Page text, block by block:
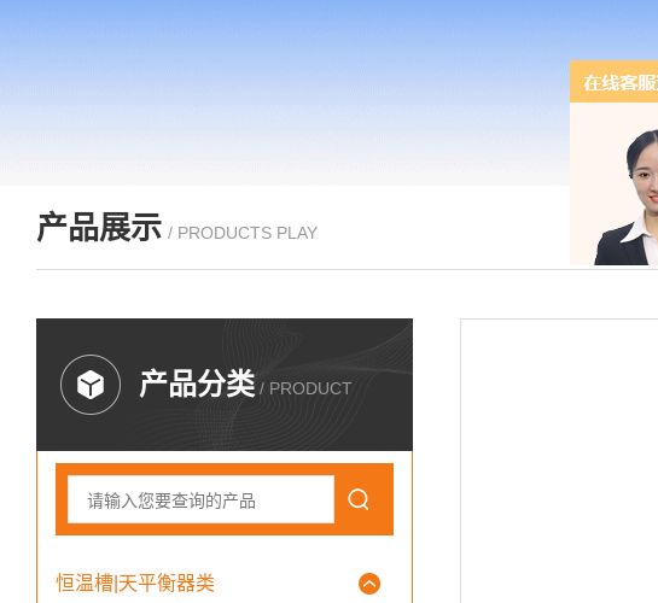
产品展示 / PRODUCTS PLAY
产品分类 / PRODUCT
恒温槽|天平衡器类